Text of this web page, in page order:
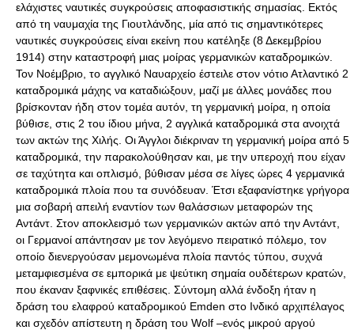
ελάχιστες ναυτικές συγκρούσεις αποφασιστικής σημασίας. Εκτός
από τη ναυμαχία της Γιουτλάνδης, μία από τις σημαντικότερες
ναυτικές συγκρούσεις είναι εκείνη που κατέληξε (8 Δεκεμβρίου
1914) στην καταστροφή μιας μοίρας γερμανικών καταδρομικών.
Τον Νοέμβριο, το αγγλικό Ναυαρχείο έστειλε στον νότιο Ατλαντικό 2
καταδρομικά μάχης να καταδιώξουν, μαζί με άλλες μονάδες που
βρίσκονταν ήδη στον τομέα αυτόν, τη γερμανική μοίρα, η οποία
βύθισε, στις 2 του ίδιου μήνα, 2 αγγλικά καταδρομικά στα ανοιχτά
των ακτών της Χιλής. Οι Άγγλοι διέκριναν τη γερμανική μοίρα από 5
καταδρομικά, την παρακολούθησαν και, με την υπεροχή που είχαν
σε ταχύτητα και οπλισμό, βύθισαν μέσα σε λίγες ώρες 4 γερμανικά
καταδρομικά πλοία που τα συνόδευαν. Έτσι εξαφανίστηκε γρήγορα
μια σοβαρή απειλή εναντίον των θαλάσσιων μεταφορών της
Αντάντ. Στον αποκλεισμό των γερμανικών ακτών από την Αντάντ,
οι Γερμανοί απάντησαν με τον λεγόμενο πειρατικό πόλεμο, τον
οποίο διενεργούσαν μεμονωμένα πλοία παντός τύπου, συχνά
μεταμφιεσμένα σε εμπορικά με ψεύτικη σημαία ουδέτερων κρατών,
που έκαναν ξαφνικές επιθέσεις. Σύντομη αλλά ένδοξη ήταν η
δράση του ελαφρού καταδρομικού Emden στο Iνδικό αρχιπέλαγος
και σχεδόν απίστευτη η δράση του Wolf –ενός μικρού αργού